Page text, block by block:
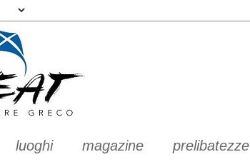
luoghi magazine prelibatezze